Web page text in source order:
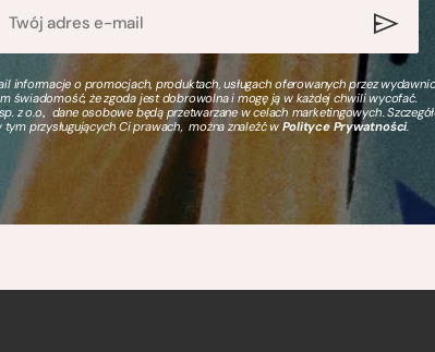
informacje o promocjach, produktach, usługach oferowanych przez
świadomość, że zgoda jest dobrowolna i mogę ją w każdej chwili wycofać.
z o.o., dane osobowe będą przetwarzane w celach marketingowych.
tym przysługujących Ci prawach, można znaleźć wPolityce Prywatności.